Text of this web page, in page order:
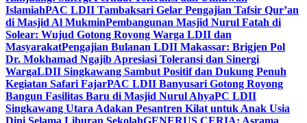
IslamiahPAC LDII Tambaksari Gelar Pengajian Tafsir Qur’an
di Masjid Al MukminPembangunan Masjid Nurul Fatah di
Solear: Wujud Gotong Royong Warga LDII dan
MasyarakatPengajian Bulanan LDII Makassar: Brigjen Pol
Dr. Mokhamad Ngajib Apresiasi Toleransi dan Sinergi
WargaLDII Singkawang Sambut Positif dan Dukung Penuh
Kegiatan Safari FajarPAC LDII Banyusari Gotong Royong
Bangun Fasilitas Baru di Masjid Nurul AhyaPC LDII
Singkawang Utara Adakan Pesantren Kilat untuk Anak Usia
Dini Selama Liburan SekolahGENERUS CERIA: Asrama